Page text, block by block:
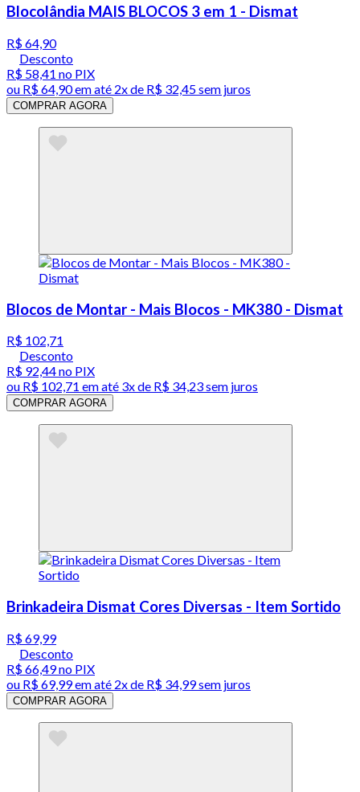
Blocolândia MAIS BLOCOS 3 em 1 - Dismat
R$ 64,90
Desconto
R$ 58,41 no PIX
ou R$ 64,90em até 2x de R$ 32,45 sem juros
COMPRAR AGORA
Blocos de Montar - Mais Blocos - MK380 - Dismat
R$ 102,71
Desconto
R$ 92,44no PIX
ou R$ 102,71 em até 3x de R$ 34,23 sem juros
COMPRAR AGORA
Brinkadeira Dismat Cores Diversas - Item Sortido
R$ 69,99
Desconto
R$ 66,49no PIX
ou R$ 69,99em até 2x de R$ 34,99 sem juros
COMPRAR AGORA